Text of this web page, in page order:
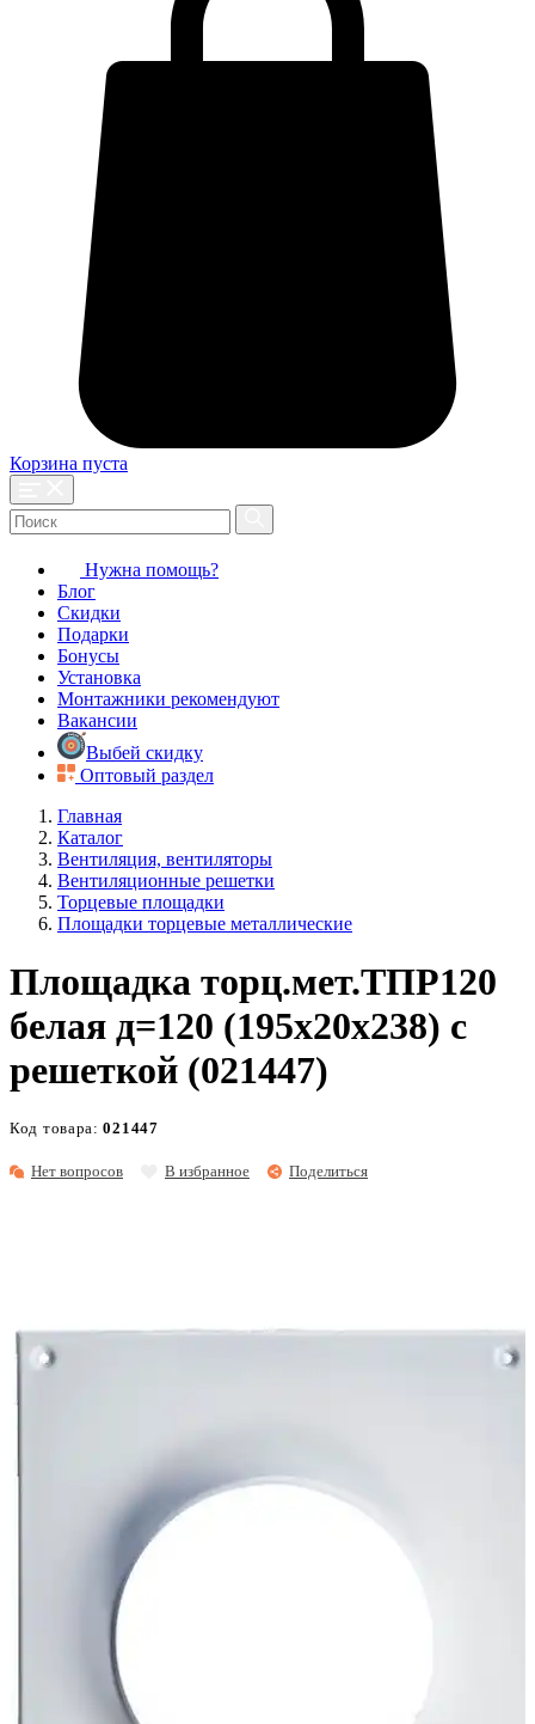
Корзина пуста
Нужна помощь?
Блог
Скидки
Подарки
Бонусы
Установка
Монтажники рекомендуют
Вакансии
Выбей скидку
Оптовый раздел
Главная
Каталог
Вентиляция, вентиляторы
Вентиляционные решетки
Торцевые площадки
Площадки торцевые металлические
Площадка торц.мет.ТПР120
белая д=120 (195х20х238) с
решеткой (021447)
Нет вопросов В избранное Поделиться
Код товара:021447